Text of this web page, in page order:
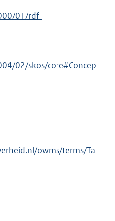
01/rdf-
02/skos/core#Concep
owms/terms/Ta